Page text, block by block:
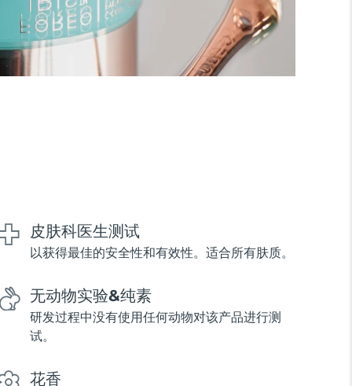
皮肤科医生测试
以获得最佳的安全性和有效性。适合所有肤质。
无动物实验&纯素
研发过程中没有使用任何动物对该产品进行测
试。
花香